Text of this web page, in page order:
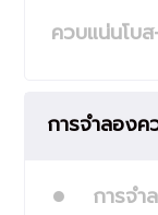
ควบแน่นโบ
การจำลอง
การจำ